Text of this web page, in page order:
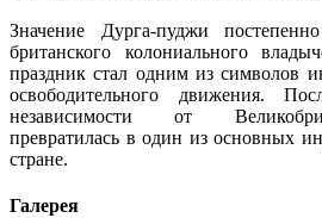
Значение Дурга-пуджи
британского колониального
праздник стал одним из символов
освободительного движения.
независимости от
превратилась в один из основных
стране.
Галерея